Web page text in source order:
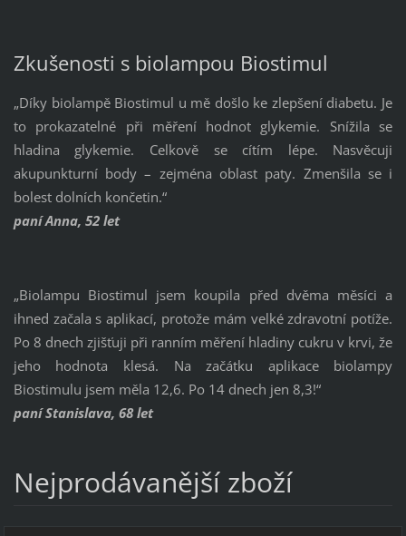
Zkušenosti s biolampou Biostimul
„Díky biolampě Biostimul u mě došlo ke zlepšení diabetu. Je
to prokazatelné při měření hodnot glykemie. Snížila se
hladina glykemie. Celkově se cítím lépe. Nasvěcuji
akupunkturní body – zejména oblast paty. Zmenšila se i
bolest dolních končetin.“
paní Anna, 52 let
„Biolampu Biostimul jsem koupila před dvěma měsíci a
ihned začala s aplikací, protože mám velké zdravotní potíže.
Po 8 dnech zjišťuji při ranním měření hladiny cukru v krvi, že
jeho hodnota klesá. Na začátku aplikace biolampy
Biostimulu jsem měla 12,6. Po 14 dnech jen 8,3!“
paní Stanislava, 68 let
Nejprodávanější zboží